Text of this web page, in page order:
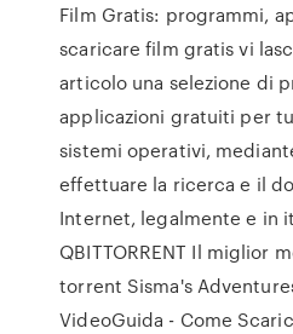
Film Gratis: programmi,
scaricare film gratis vi
articolo una selezione di
applicazioni gratuiti per
sistemi operativi,
effettuare la ricerca e il
Internet, legalmente e in
QBITTORRENT Il miglior
torrent Sisma's
VideoGuida - Come